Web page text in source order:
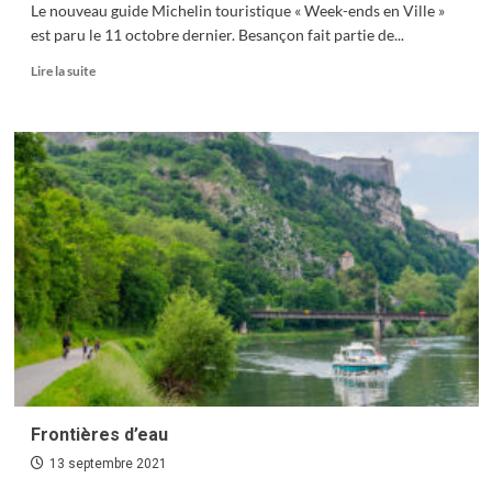
Le nouveau guide Michelin touristique « Week-ends en Ville »
est paru le 11 octobre dernier. Besançon fait partie de...
Lire la suiteEn
sur
Week-
ends
en
Ville
Frontières d’eau
13 septembre 2021